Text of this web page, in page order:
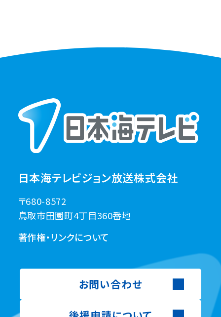
日本海テレビジョン放送株式会社
〒680-8572
鳥取市田園町4丁目360番地
著作権・リンクについて
お問い合わせ